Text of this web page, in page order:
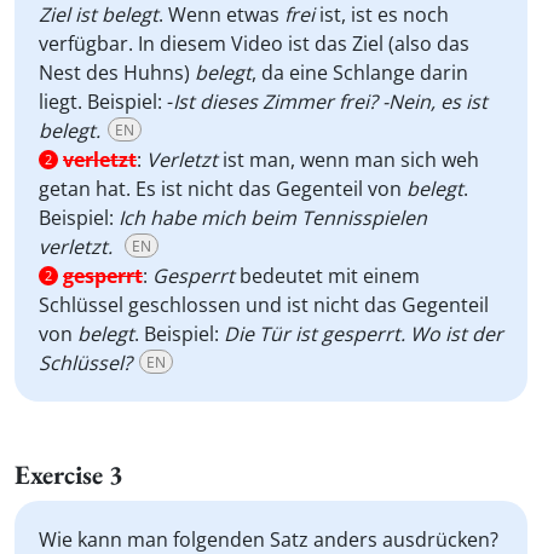
Ziel ist belegt. Wenn etwas freiist, ist es noch
verfügbar. In diesem Video ist das Ziel (also das
Nest des Huhns) belegt, da eine Schlange darin
liegt. Beispiel: -Ist dieses Zimmer frei? -Nein, es ist
belegt.
EN
2 verletzt: Verletztist man, wenn man sich weh
getan hat. Es ist nicht das Gegenteil von belegt.
Beispiel: Ich habe mich beim Tennisspielen
verletzt.
EN
2 gesperrt: Gesperrtbedeutet mit einem
Schlüssel geschlossen und ist nicht das Gegenteil
von belegt. Beispiel: Die Tür ist gesperrt. Wo ist der
Schlüssel?
EN
Exercise 3
Wie kann man folgenden Satz anders ausdrücken?